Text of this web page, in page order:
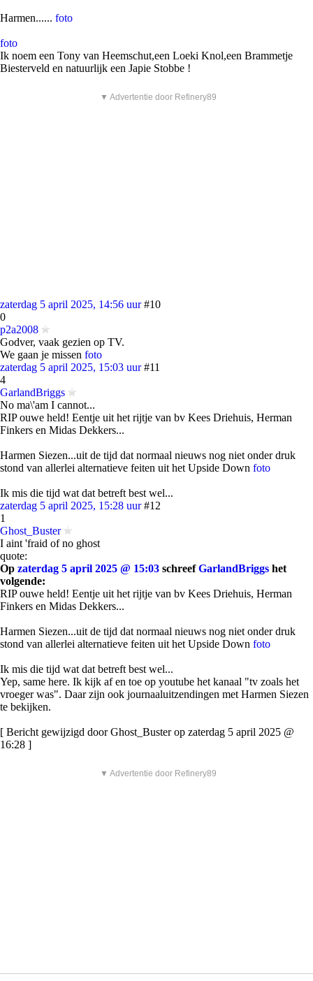
Harmen...... foto
foto
Ik noem een Tony van Heemschut,een Loeki Knol,een Brammetje
Biesterveld en natuurlijk een Japie Stobbe !
▼ Advertentie door Refinery89
zaterdag 5 april 2025, 14:56 uur #10
0
p2a2008
Godver, vaak gezien op TV.
We gaan je missen foto
zaterdag 5 april 2025, 15:03 uur #11
4
GarlandBriggs
No ma\'am I cannot...
RIP ouwe held! Eentje uit het rijtje van bv Kees Driehuis, Herman
Finkers en Midas Dekkers...
Harmen Siezen...uit de tijd dat normaal nieuws nog niet onder druk
stond van allerlei alternatieve feiten uit het Upside Down foto
Ik mis die tijd wat dat betreft best wel...
zaterdag 5 april 2025, 15:28 uur #12
1
Ghost_Buster
I aint 'fraid of no ghost
quote:
Op zaterdag 5 april 2025 @ 15:03 schreefGarlandBriggs het
volgende:
RIP ouwe held! Eentje uit het rijtje van bv Kees Driehuis, Herman
Finkers en Midas Dekkers...
Harmen Siezen...uit de tijd dat normaal nieuws nog niet onder druk
stond van allerlei alternatieve feiten uit het Upside Down foto
Ik mis die tijd wat dat betreft best wel...
Yep, same here. Ik kijk af en toe op youtube het kanaal "tv zoals het
vroeger was". Daar zijn ook journaaluitzendingen met Harmen Siezen
te bekijken.
[ Bericht gewijzigd door Ghost_Buster op zaterdag 5 april 2025 @
16:28 ]
▼ Advertentie door Refinery89